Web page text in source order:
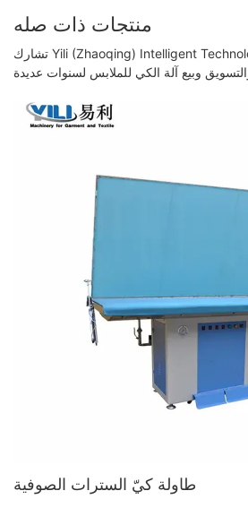
منتجات ذات صله
تشارك Yili (Zhaoqing) Intelligent Technology Co. ، Ltd في البحث
وبيع آلة الكي للملابس لسنوات عديدة
طاولة كيّ السترات الصوفية